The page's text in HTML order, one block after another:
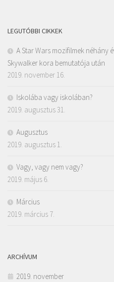
LEGUTÓBBI CIKKEK
A Star Wars mozifilmek néhány
Skywalker kora bemutatója után
2019. november 16.
Iskolába vagy iskolában?
2019. augusztus 31.
Augusztus
2019. augusztus 1.
Vagy, vagy nem vagy?
2019. május 6.
Március
2019. március 7.
ARCHÍVUM
2019. november